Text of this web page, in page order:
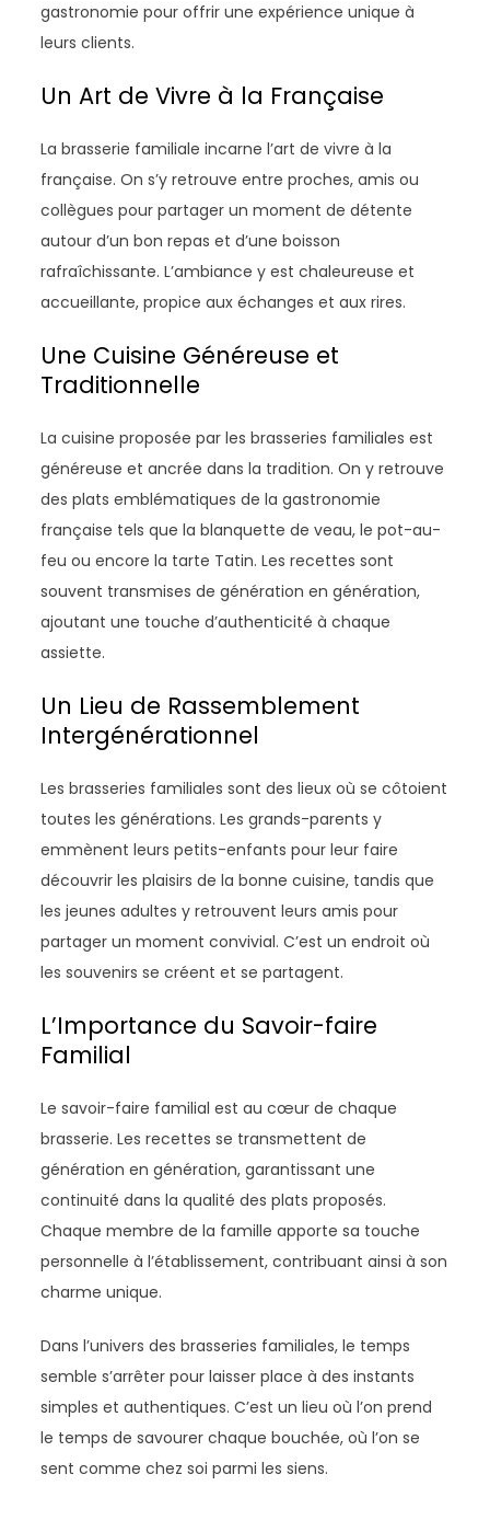
gastronomie pour offrir une expérience unique à
leurs clients.
Un Art de Vivre à la Française
La brasserie familiale incarne l’art de vivre à la
française. On s’y retrouve entre proches, amis ou
collègues pour partager un moment de détente
autour d’un bon repas et d’une boisson
rafraîchissante. L’ambiance y est chaleureuse et
accueillante, propice aux échanges et aux rires.
Une Cuisine Généreuse et
Traditionnelle
La cuisine proposée par les brasseries familiales est
généreuse et ancrée dans la tradition. On y retrouve
des plats emblématiques de la gastronomie
française tels que la blanquette de veau, le pot-au-
feu ou encore la tarte Tatin. Les recettes sont
souvent transmises de génération en génération,
ajoutant une touche d’authenticité à chaque
assiette.
Un Lieu de Rassemblement
Intergénérationnel
Les brasseries familiales sont des lieux où se côtoient
toutes les générations. Les grands-parents y
emmènent leurs petits-enfants pour leur faire
découvrir les plaisirs de la bonne cuisine, tandis que
les jeunes adultes y retrouvent leurs amis pour
partager un moment convivial. C’est un endroit où
les souvenirs se créent et se partagent.
L’Importance du Savoir-faire
Familial
Le savoir-faire familial est au cœur de chaque
brasserie. Les recettes se transmettent de
génération en génération, garantissant une
continuité dans la qualité des plats proposés.
Chaque membre de la famille apporte sa touche
personnelle à l’établissement, contribuant ainsi à son
charme unique.
Dans l’univers des brasseries familiales, le temps
semble s’arrêter pour laisser place à des instants
simples et authentiques. C’est un lieu où l’on prend
le temps de savourer chaque bouchée, où l’on se
sent comme chez soi parmi les siens.